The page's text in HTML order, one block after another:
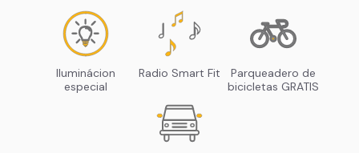
Iluminácion
especial
Radio Smart Fit
Parqueadero de
bicicletas GRATIS